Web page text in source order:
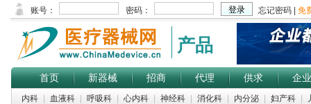
产品
首页 新器械 招商 代理 供求 企业
内科 血液科 呼吸科 心内科 神经科 消化科 内分泌 妇产科